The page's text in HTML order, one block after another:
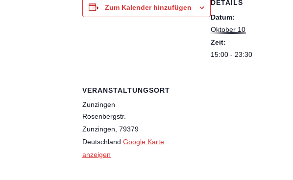
Zum Kalender hinzufügen
DETAILS
Datum:
Oktober 10
Zeit:
15:00 - 23:30
VERANSTALTUNGSORT
Zunzingen
Rosenbergstr.
Zunzingen 79379
Deutschland Google Karte
anzeigen